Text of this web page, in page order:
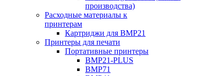
производства)
Расходные материалы к
принтерам
Картриджи для BMP21
Принтеры для печати
Портативные принтеры
BMP21-PLUS
BMP71